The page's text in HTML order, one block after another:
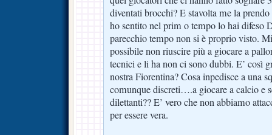
diventati brocchi? E stavolta me la
ho sentito nel prim o tempo lo hai difeso
parecchio tempo non si è proprio visto.
possibile non riuscire più a giocare a
tecnici e li ha non ci sono dubbi. E’ così
nostra Fiorentina? Cosa inpedisce a una
comunque discreti….a giocare a calcio e
dilettanti?? E’ vero che non abbiamo
per essere vera.